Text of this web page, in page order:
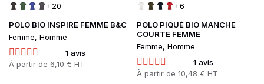
POLO BIO INSPIRE FEMME B&C
Femme, Homme
1 avis
Prix
À partir de 6,10 € HT
+20
POLO PIQUÉ BIO MANCHE
COURTE FEMME
Femme, Homme
1 avis
Prix
À partir de 10,48 € HT
+6